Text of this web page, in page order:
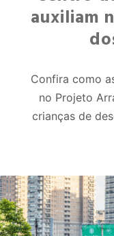
auxiliam
Confira como
no Projeto
crianças de